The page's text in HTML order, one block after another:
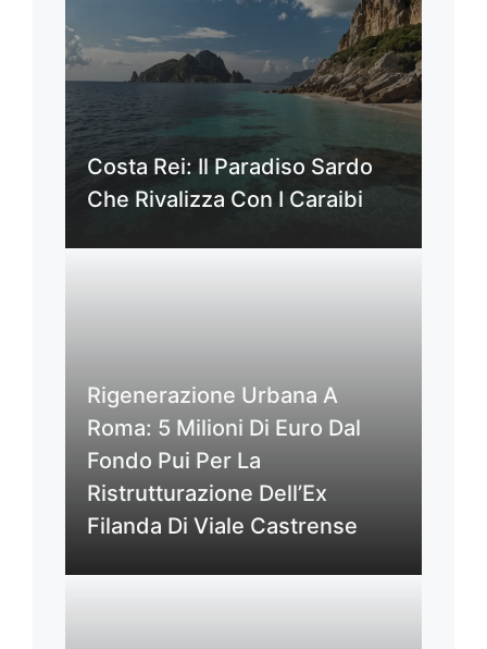
Costa Rei: Il Paradiso Sardo
Che Rivalizza Con I Caraibi
Rigenerazione Urbana A
Roma: 5 Milioni Di Euro Dal
Fondo Pui Per La
Ristrutturazione Dell’Ex
Filanda Di Viale Castrense